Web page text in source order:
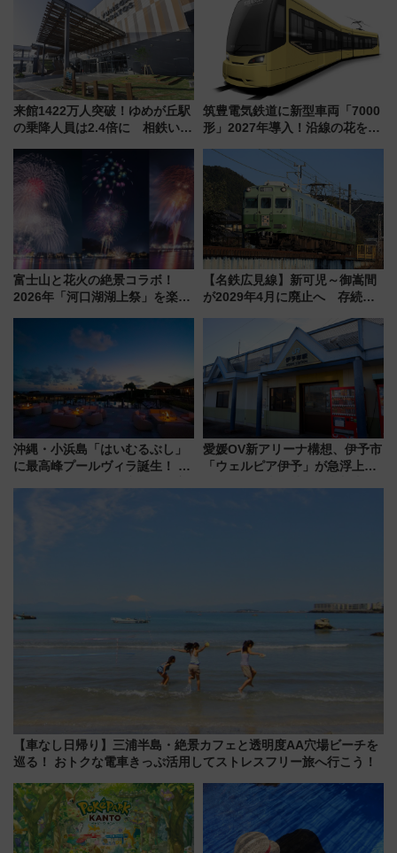
（8/3発売）
来館1422万人突破！ゆめが丘駅
の乗降人員は2.4倍に 相鉄いず
年祭にそうにゃん＆DB.スター
マンが登場
筑豊電気鉄道に新型車両「7000
形」2027年導入！沿線の花をイ
内は落ち着いたゆとりある空間
富士山と花火の絶景コラボ！
2026年「河口湖湖上祭」を楽し
【名鉄広見線】新可児～御嵩間
が2029年4月に廃止へ 存続協
沖縄・小浜島「はいむるぶし」
に最高峰プールヴィラ誕生！ 石
愛媛OV新アリーナ構想、伊予市
「ウェルピア伊予」が急浮上！
【車なし日帰り】三浦半島・絶景カフェと透明度AA穴場ビーチを
巡る！ おトクな電車きっぷ活用してストレスフリー旅へ行こう！